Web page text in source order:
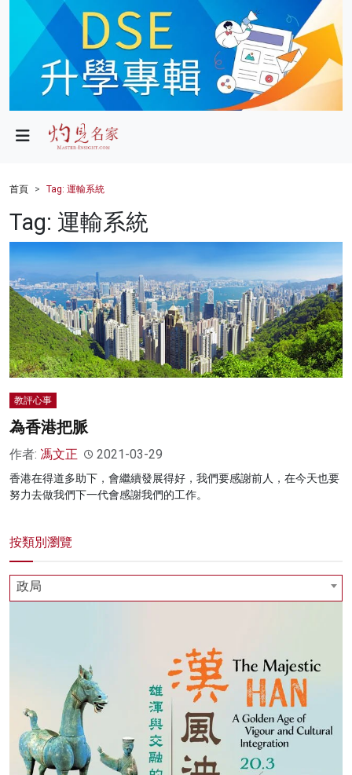
政局
財經
健康
商業
科技
影片
名家榜
灼見活動
關於我們
首頁 Tag: 運輸系統
Tag: 運輸系統
教評心事
為香港把脈
作者: 馮文正 2021-03-29
香港在得道多助下，會繼續發展得好，我們要感謝前人，在今天也要
努力去做我們下一代會感謝我們的工作。
按類別瀏覽
政局